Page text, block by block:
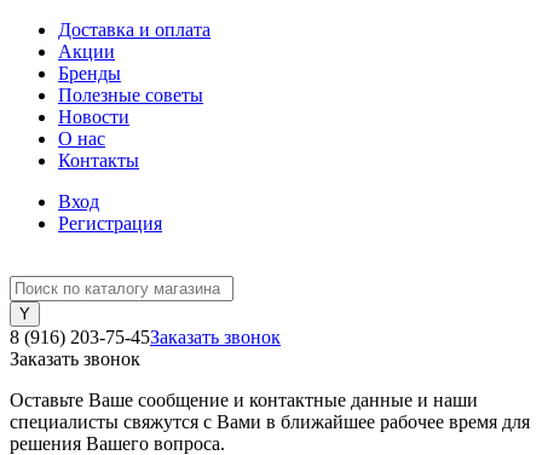
Доставка и оплата
Акции
Бренды
Полезные советы
Новости
О нас
Контакты
Вход
Регистрация
8 (916) 203-75-45Заказать звонок
Заказать звонок
Оставьте Ваше сообщение и контактные данные и наши
специалисты свяжутся с Вами в ближайшее рабочее время для
решения Вашего вопроса.